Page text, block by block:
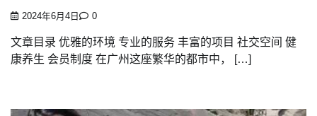
2024年6月4日 0
文章目录 优雅的环境 专业的服务 丰富的项目 社交空间 健
康养生 会员制度 在广州这座繁华的都市中， […]